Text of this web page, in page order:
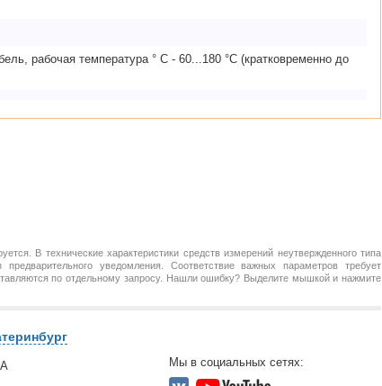
рабочая температура ° C - 60...180 °C (кратковременно до
В технические характеристики средств измерений неутвержденного типа
уведомления. Соответствие важных параметров требует
по отдельному запросу. Нашли ошибку? Выделите мышкой и нажмите
Мы в социальных сетях: